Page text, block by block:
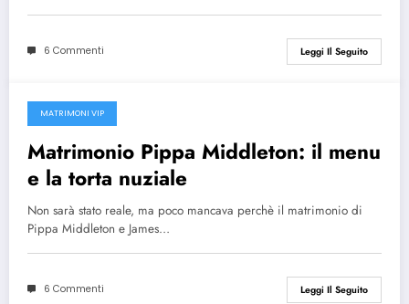
6 Commenti Leggi Il Seguito
25 Maggio 2017
MATRIMONI VIP
Matrimonio Pippa Middleton: il menu
e la torta nuziale
Non sarà stato reale, ma poco mancava perchè il matrimonio di
Pippa Middleton e James…
6 Commenti Leggi Il Seguito